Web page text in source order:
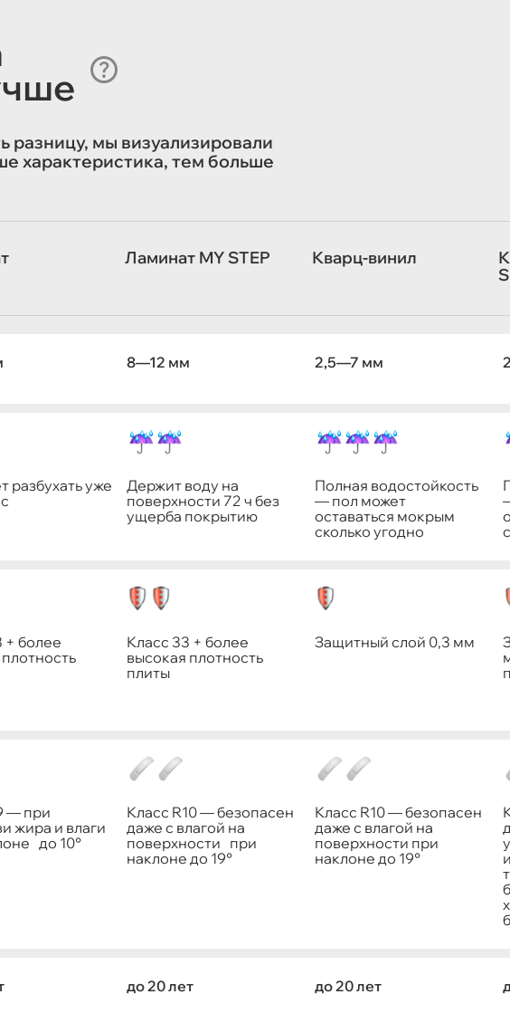
мы визуализировали
характеристика, тем больше
Ламинат MY STEP Кварц-винил
8—12 мм 2,5—7 мм
разбухать уже
Держит воду на
поверхности 72 ч без
ущерба покрытию
Полная водостойкость
— пол может
оставаться мокрым
сколько угодно
+ более
Класс 33 + более
высокая плотность
плиты
Защитный слой 0,3 мм
— при
жира и влаги
до 10°
Класс R10 — безопасен
даже с влагой на
поверхности при
наклоне до 19°
Класс R10 — безопасен
даже с влагой на
поверхности при
наклоне до 19°
до 20 лет до 20 лет